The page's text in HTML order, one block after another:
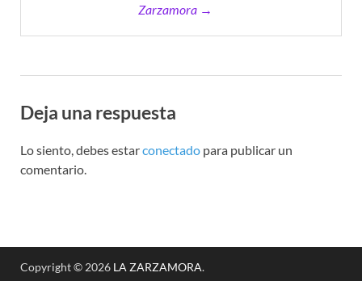
Zarzamora →
Deja una respuesta
Lo siento, debes estarconectado para publicar un
comentario.
Copyright © 2026 LA ZARZAMORA.